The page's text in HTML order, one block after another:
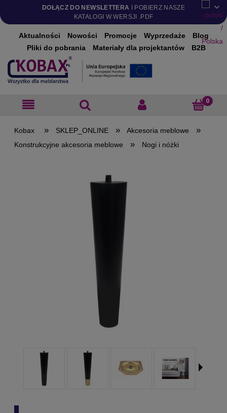
DOŁĄCZ DO NEWSLETTERA I POBIERZ NASZE
KATALOGI W WERSJI .PDF
Aktualności Nowości Promocje Wyprzedaże
Blog
Pliki do pobrania
Materiały dla projektantów B2B
» SKLEP_ONLINE » Akcesoria meblowe »
Konstrukcyjne akcesoria meblowe » Nogi i nóżki